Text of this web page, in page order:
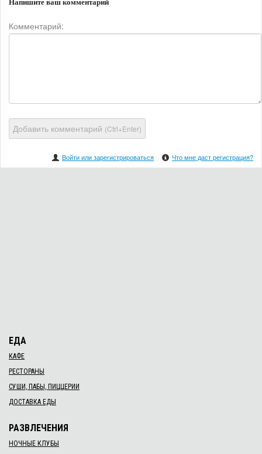
Напишите ваш комментарий
Комментарий:
Добавить комментарий (Ctrl+Enter)
Войти или зарегистрироваться Что мне даст регистрация?
ЕДА
КАФЕ
РЕСТОРАНЫ
СУШИ, ПАБЫ, ПИЦЦЕРИИ
ДОСТАВКА ЕДЫ
РАЗВЛЕЧЕНИЯ
НОЧНЫЕ КЛУБЫ